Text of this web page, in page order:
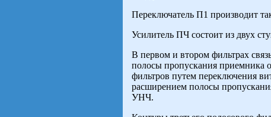
Переключатель П1 производит
Усилитель ПЧ состоит из двух
В первом и втором фильтрах
полосы пропускания приемника
фильтров путем переключения
расширением полосы
УНЧ.